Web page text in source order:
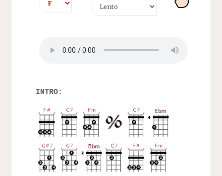
INTRO: